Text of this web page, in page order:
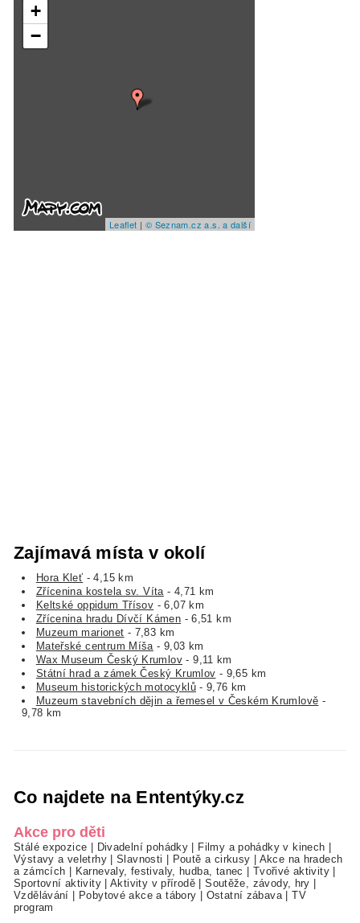
+
−
Leaflet | © Seznam.cz a.s. a další
Zajímavá místa v okolí
Hora Kleť - 4,15 km
Zřícenina kostela sv. Víta - 4,71 km
Keltské oppidum Třísov - 6,07 km
Zřícenina hradu Dívčí Kámen - 6,51 km
Muzeum marionet - 7,83 km
Mateřské centrum Míša - 9,03 km
Wax Museum Český Krumlov - 9,11 km
Státní hrad a zámek Český Krumlov - 9,65 km
Museum historických motocyklů- 9,76 km
Muzeum stavebních dějin a řemesel v Českém Krumlově -
9,78 km
Co najdete na Ententýky.cz
Akce pro děti
Stálé expozice Divadelní pohádky Filmy a pohádky v kinech
Výstavy a veletrhy|Slavnosti Poutě a cirkusy
Akce na hradech
a zámcích
Karnevaly, festivaly, hudba, tanec Tvořivé aktivity
Sportovní aktivity|Aktivity v přírodě |Soutěže, závody, hry
Vzdělávání
Pobytové akce a tábory Ostatní zábava |TV
program